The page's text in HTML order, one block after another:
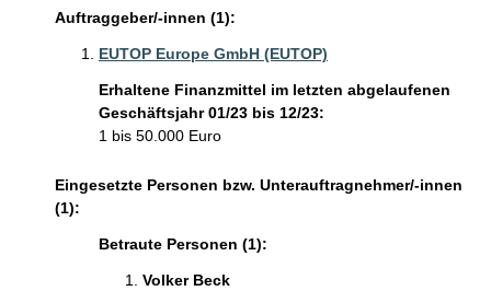
Auftraggeber/-innen (1):
EUTOP Europe GmbH (EUTOP)
Erhaltene Finanzmittel im letzten abgelaufenen
Geschäftsjahr 01/23 bis 12/23:
1 bis 50.000 Euro
Eingesetzte Personen bzw. Unterauftragnehmer/-innen
(1):
Betraute Personen (1):
Volker Beck